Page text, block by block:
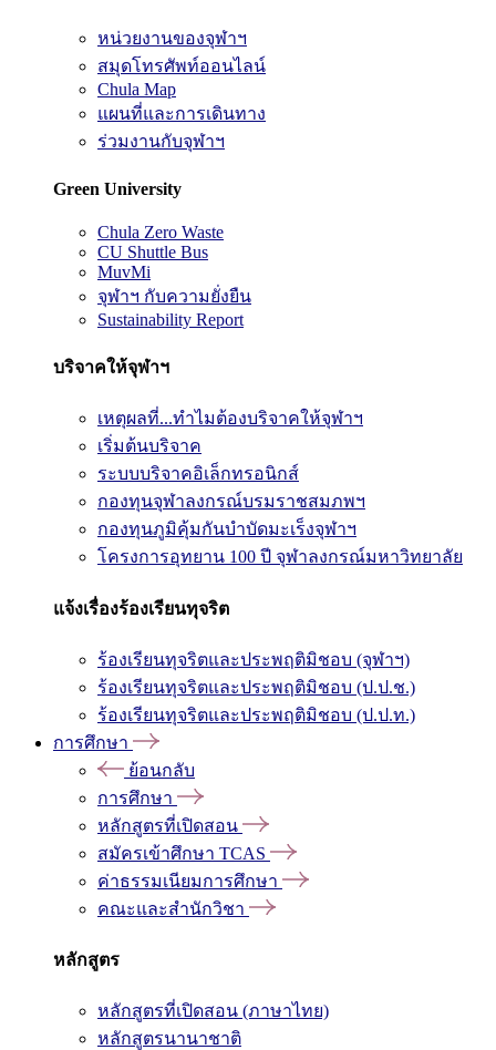
หน่วยงานของจุฬาฯ
สมุดโทรศัพท์ออนไลน์
Chula Map
แผนที่และการเดินทาง
ร่วมงานกับจุฬาฯ
Green University
Chula Zero Waste
CU Shuttle Bus
MuvMi
จุฬาฯ กับความยั่งยืน
Sustainability Report
บริจาคให้จุฬาฯ
เหตุผลที่...ทำไมต้องบริจาคให้จุฬาฯ
เริ่มต้นบริจาค
ระบบบริจาคอิเล็กทรอนิกส์
กองทุนจุฬาลงกรณ์บรมราชสมภพฯ
กองทุนภูมิคุ้มกันบำบัดมะเร็งจุฬาฯ
โครงการอุทยาน 100 ปี จุฬาลงกรณ์มหาวิทยาลัย
แจ้งเรื่องร้องเรียนทุจริต
ร้องเรียนทุจริตและประพฤติมิชอบ (จุฬาฯ)
ร้องเรียนทุจริตและประพฤติมิชอบ (ป.ป.ช.)
ร้องเรียนทุจริตและประพฤติมิชอบ (ป.ป.ท.)
การศึกษา
ย้อนกลับ
การศึกษา
หลักสูตรที่เปิดสอน
สมัครเข้าศึกษา TCAS
ค่าธรรมเนียมการศึกษา
คณะและสำนักวิชา
หลักสูตร
หลักสูตรที่เปิดสอน (ภาษาไทย)
หลักสูตรนานาชาติ